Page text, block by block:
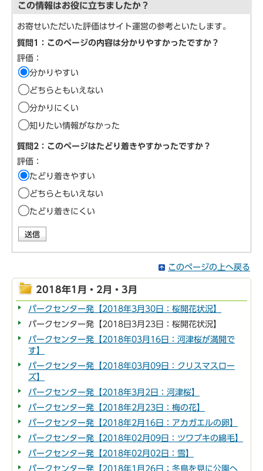
この情報はお役に立ちましたか？
お寄せいただいた評価はサイト運営の参考といたします。
質問1：このページの内容は分かりやすかったですか？
評価：
分かりやすい
どちらともいえない
分かりにくい
知りたい情報がなかった
質問2：このページはたどり着きやすかったですか？
評価：
たどり着きやすい
どちらともいえない
たどり着きにくい
このページの上へ戻る
2018年1月・2月・3月
パークセンター発【2018年3月30日：桜開花状況】
パークセンター発【2018日3月23日：桜開花状況】
パークセンター発【2018年03月16日：河津桜が満開で
す】
パークセンター発【2018年03月09日：クリスマスロー
ズ】
パークセンター発【2018年3月2日：河津桜】
パークセンター発【2018年2月23日：梅の花】
パークセンター発【2018年2月16日：アカガエルの卵】
パークセンター発【2018年02月09日：ツワブキの綿毛】
パークセンター発【2018年02月02日：雪】
パークセンター発【2018年1月26日：冬鳥を見に公園へ